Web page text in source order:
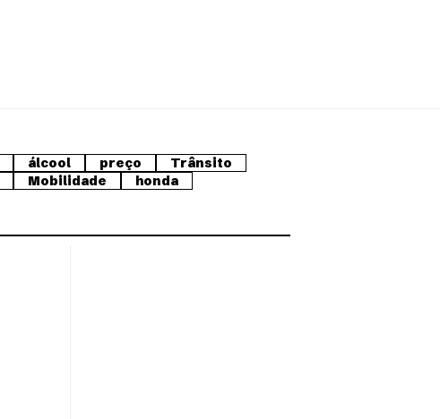
álcool preço
Trânsito
Mobilidade
honda